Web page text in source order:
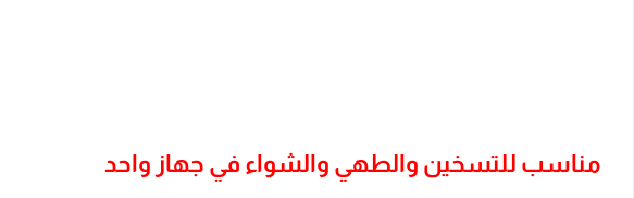
مناسب للتسخين والطهي والشواء في جهاز واحد